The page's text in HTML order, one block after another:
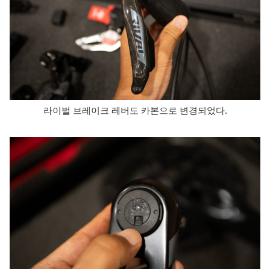
라이벌 브레이크 레버도 카본으로 변경되었다.